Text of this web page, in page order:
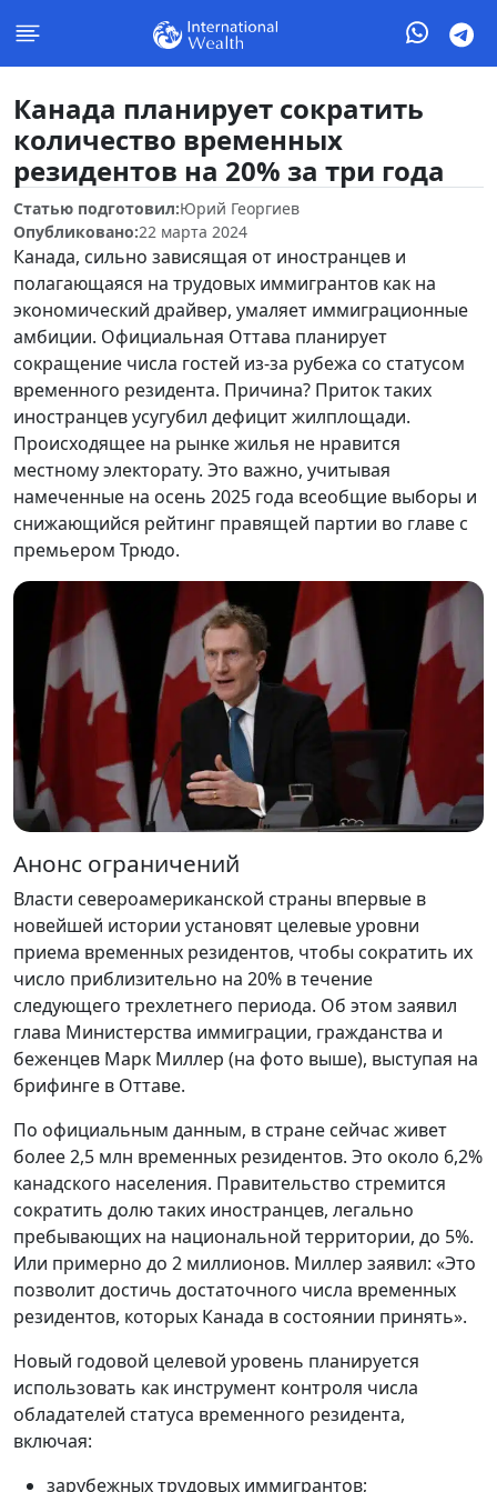
Канада планирует сократить
количество временных
резидентов на 20% за три года
Статью подготовил:Юрий Георгиев
Опубликовано:22 марта 2024
Канада, сильно зависящая от иностранцев и
полагающаяся на трудовых иммигрантов как на
экономический драйвер, умаляет иммиграционные
амбиции. Официальная Оттава планирует
сокращение числа гостей из-за рубежа со статусом
временного резидента. Причина? Приток таких
иностранцев усугубил дефицит жилплощади.
Происходящее на рынке жилья не нравится
местному электорату. Это важно, учитывая
намеченные на осень 2025 года всеобщие выборы и
снижающийся рейтинг правящей партии во главе с
премьером Трюдо.
Анонс ограничений
Власти североамериканской страны впервые в
новейшей истории установят целевые уровни
приема временных резидентов, чтобы сократить их
число приблизительно на 20% в течение
следующего трехлетнего периода. Об этом заявил
глава Министерства иммиграции, гражданства и
беженцев Марк Миллер (на фото выше), выступая на
брифинге в Оттаве.
По официальным данным, в стране сейчас живет
более 2,5 млн временных резидентов. Это около 6,2%
канадского населения. Правительство стремится
сократить долю таких иностранцев, легально
пребывающих на национальной территории, до 5%.
Или примерно до 2 миллионов. Миллер заявил: «Это
позволит достичь достаточного числа временных
резидентов, которых Канада в состоянии принять».
Новый годовой целевой уровень планируется
использовать как инструмент контроля числа
обладателей статуса временного резидента,
включая:
зарубежных трудовых иммигрантов;